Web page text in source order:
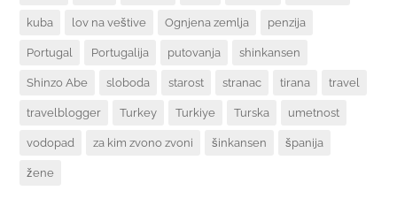
kuba lov na veštive Ognjena zemlja penzija
Portugal Portugalija putovanja shinkansen
Shinzo Abe sloboda starost stranac tirana travel
travelblogger Turkey Turkiye Turska umetnost
vodopad za kim zvono zvoni šinkansen španija
žene